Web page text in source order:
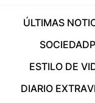
ÚLTIMAS
SOCIEDAD
ESTILO DE
DIARIO EXTRA